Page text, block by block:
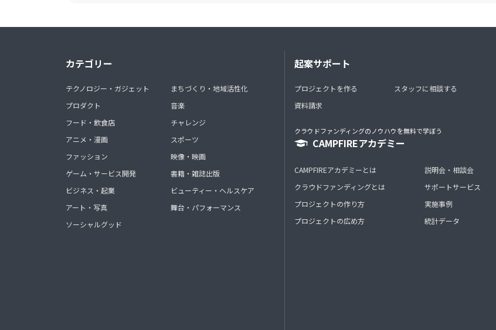
カテゴリー
テクノロジー・ガジェット
プロダクト
フード・飲食店
アニメ・漫画
ファッション
ゲーム・サービス開発
ビジネス・起業
アート・写真
ソーシャルグッド
まちづくり・地域活性化
音楽
チャレンジ
スポーツ
映像・映画
書籍・雑誌出版
ビューティー・ヘルスケア
舞台・パフォーマンス
起案サポート
プロジェクトを作る
資料請求
スタッフに相談する
クラウドファンディングのノウハウを無料で学ぼう
CAMPFIREアカデミー
CAMPFIREアカデミーとは
クラウドファンディングとは
プロジェクトの作り方
プロジェクトの広め方
説明会・相談会
サポートサービス
実施事例
統計データ